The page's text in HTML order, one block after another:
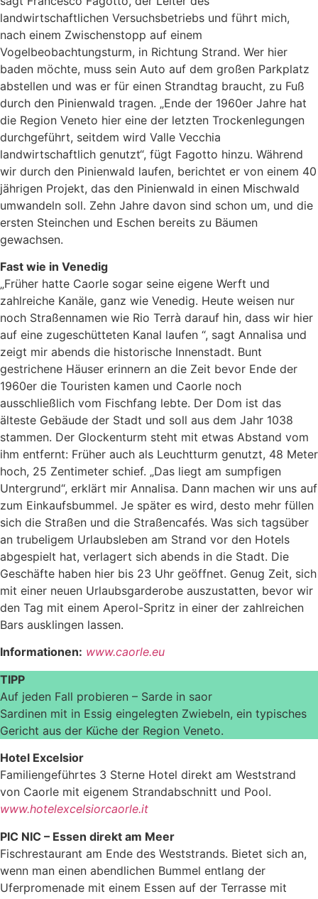
landwirtschaftlichen Versuchsbetriebs und führt mich,
nach einem Zwischenstopp auf einem
Vogelbeobachtungsturm, in Richtung Strand. Wer hier
baden möchte, muss sein Auto auf dem großen Parkplatz
abstellen und was er für einen Strandtag braucht, zu Fuß
durch den Pinienwald tragen. „Ende der 1960er Jahre hat
die Region Veneto hier eine der letzten Trockenlegungen
durchgeführt, seitdem wird Valle Vecchia
landwirtschaftlich genutzt“, fügt Fagotto hinzu. Während
wir durch den Pinienwald laufen, berichtet er von einem 40
jährigen Projekt, das den Pinienwald in einen Mischwald
umwandeln soll. Zehn Jahre davon sind schon um, und die
ersten Steinchen und Eschen bereits zu Bäumen
gewachsen.
Fast wie in Venedig
„Früher hatte Caorle sogar seine eigene Werft und
zahlreiche Kanäle, ganz wie Venedig. Heute weisen nur
noch Straßennamen wie Rio Terrà darauf hin, dass wir hier
auf eine zugeschütteten Kanal laufen “, sagt Annalisa und
zeigt mir abends die historische Innenstadt. Bunt
gestrichene Häuser erinnern an die Zeit bevor Ende der
1960er die Touristen kamen und Caorle noch
ausschließlich vom Fischfang lebte. Der Dom ist das
älteste Gebäude der Stadt und soll aus dem Jahr 1038
stammen. Der Glockenturm steht mit etwas Abstand vom
ihm entfernt: Früher auch als Leuchtturm genutzt, 48 Meter
hoch, 25 Zentimeter schief. „Das liegt am sumpfigen
Untergrund“, erklärt mir Annalisa. Dann machen wir uns auf
zum Einkaufsbummel. Je später es wird, desto mehr füllen
sich die Straßen und die Straßencafés. Was sich tagsüber
an trubeligem Urlaubsleben am Strand vor den Hotels
abgespielt hat, verlagert sich abends in die Stadt. Die
Geschäfte haben hier bis 23 Uhr geöffnet. Genug Zeit, sich
mit einer neuen Urlaubsgarderobe auszustatten, bevor wir
den Tag mit einem Aperol-Spritz in einer der zahlreichen
Bars ausklingen lassen.
Informationen: www.caorle.eu
TIPP
Auf jeden Fall probieren – Sarde in saor
Sardinen mit in Essig eingelegten Zwiebeln, ein typisches
Gericht aus der Küche der Region Veneto.
Hotel Excelsior
Familiengeführtes 3 Sterne Hotel direkt am Weststrand
von Caorle mit eigenem Strandabschnitt und Pool.
www.hotelexcelsiorcaorle.it
PIC NIC – Essen direkt am Meer
Fischrestaurant am Ende des Weststrands. Bietet sich an,
wenn man einen abendlichen Bummel entlang der
Uferpromenade mit einem Essen auf der Terrasse mit